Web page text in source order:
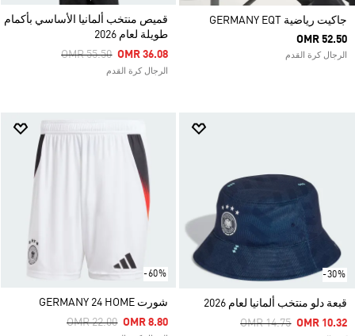
جاكيت رياضية GERMANY EQT
OMR 52.50
الرجال كرة القدم
قميص منتخب ألمانيا الأساسي بأكمام
طويلة لعام 2026
Price Reduced From
OMR 55.50ToOMR 36.08
الرجال كرة القدم
-30%
قبعة دلو منتخب ألمانيا لعام 2026
Price Reduced From
OMR 14.75ToOMR 10.32
-60%
شورت GERMANY 24 HOME
Price Reduced From
OMR 22.00ToOMR 8.80